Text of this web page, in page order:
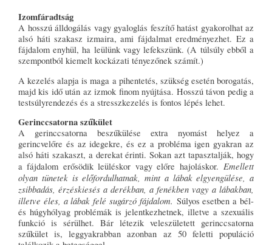
Izomfáradtság
A hosszú álldogálás vagy gyaloglás feszítő hatást gyakorolhat az
alsó háti szakasz izmaira, ami fájdalmat eredményezhet. Ez a
fájdalom enyhül, ha leülünk vagy lefekszünk. (A túlsúly ebből a
szempontból kiemelt kockázati tényezőnek számít.)
A kezelés alapja is maga a pihentetés, szükség esetén borogatás,
majd kis idő után az izmok finom nyújtása. Hosszú távon pedig a
testsúlyrendezés és a stresszkezelés is fontos lépés lehet.
Gerinccsatorna szűkület
A gerinccsatorna beszűkülése extra nyomást helyez a
gerincvelőre és az idegekre, és ez a probléma igen gyakran az
alsó háti szakaszt, a derekat érinti. Sokan azt tapasztalják, hogy
a fájdalom erősödik leüléskor vagy előre hajoláskor. Emellett
olyan tünetek is előfordulhatnak, mint a lábak elgyengülése, a
zsibbadás, érzéskiesés a derékban, a fenékben vagy a lábakban,
illetve éles, a lábak felé sugárzó fájdalom. Súlyos esetben a bél-
és húgyhólyag problémák is jelentkezhetnek, illetve a szexuális
funkció is sérülhet. Bár létezik veleszületett gerinccsatorna
szűkület is, leggyakrabban azonban az 50 feletti populáció